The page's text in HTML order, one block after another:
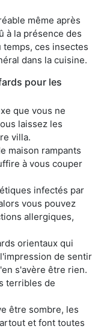
même après
à la présence des
temps, ces insectes
dans la cuisine.
pour les
que vous ne
laissez les
villa.
maison rampants
à vous couper
infectés par
vous pouvez
allergiques,
orientaux qui
de sentir
s'avère être rien.
terribles de
être sombre, les
et font toutes